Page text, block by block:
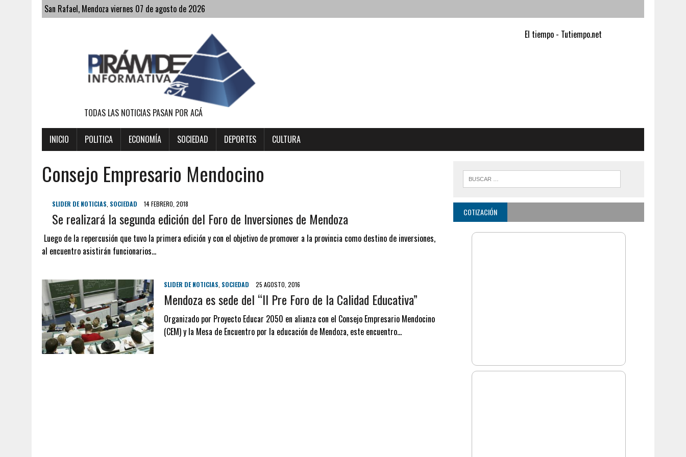
San Rafael, Mendoza viernes 07 de agosto de 2026
TODAS LAS NOTICIAS PASAN POR ACÁ
El tiempo - Tutiempo.net
INICIO POLITICA ECONOMÍA SOCIEDAD DEPORTES CULTURA
Consejo Empresario Mendocino
SLIDER DE NOTICIAS SOCIEDAD 14 FEBRERO, 2018
Se realizará la segunda edición del Foro de Inversiones de Mendoza
Luego de la repercusión que tuvo la primera edición y con el objetivo de promover a la provincia como destino de inversiones,
al encuentro asistirán funcionarios…
SLIDER DE NOTICIAS SOCIEDAD 25 AGOSTO, 2016
Mendoza es sede del “II Pre Foro de la Calidad Educativa”
Organizado por Proyecto Educar 2050 en alianza con el Consejo Empresario Mendocino
(CEM) y la Mesa de Encuentro por la educación de Mendoza, este encuentro…
COTIZACIÓN